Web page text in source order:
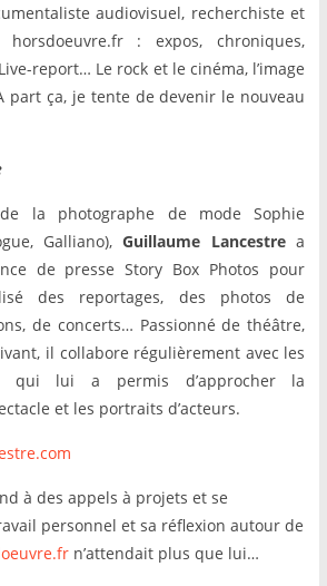
audiovisuel, recherchiste et
horsdoeuvre.fr : expos, chroniques,
report… Le rock et le cinéma, l’image
part ça, je tente de devenir le nouveau
de la photographe de mode Sophie
Galliano),Guillaume Lancestrea
de presse Story Box Photos pour
des reportages, des photos de
de concerts… Passionné de théâtre,
il collabore régulièrement avec les
qui lui a permis d’approcher la
et les portraits d’acteurs.
à des appels à projets et se
personnel et sa réflexion autour de
n’attendait plus que lui…